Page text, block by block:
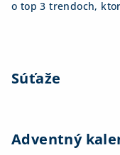
o top 3 trendoch,
Súťaže
Adventný